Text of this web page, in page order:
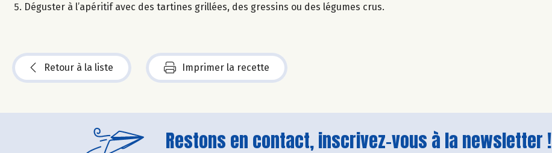
Déguster à l’apéritif avec des tartines grillées, des gressins ou des légumes crus.
Retour à la liste Imprimer la recette
Restons en contact, inscrivez-vous à la newsletter !